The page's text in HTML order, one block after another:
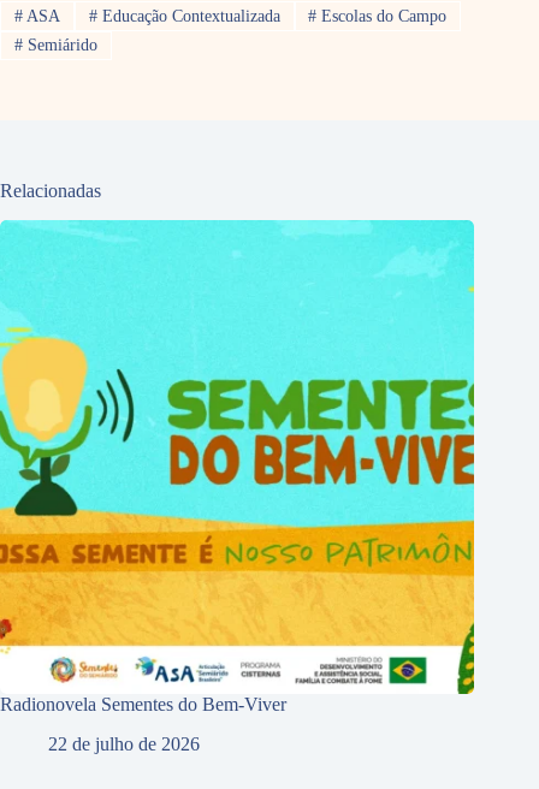
#ASA #Educação Contextualizada # Escolas do Campo
#Semiárido
Relacionadas
Radionovela Sementes do Bem-Viver
22 de julho de 2026